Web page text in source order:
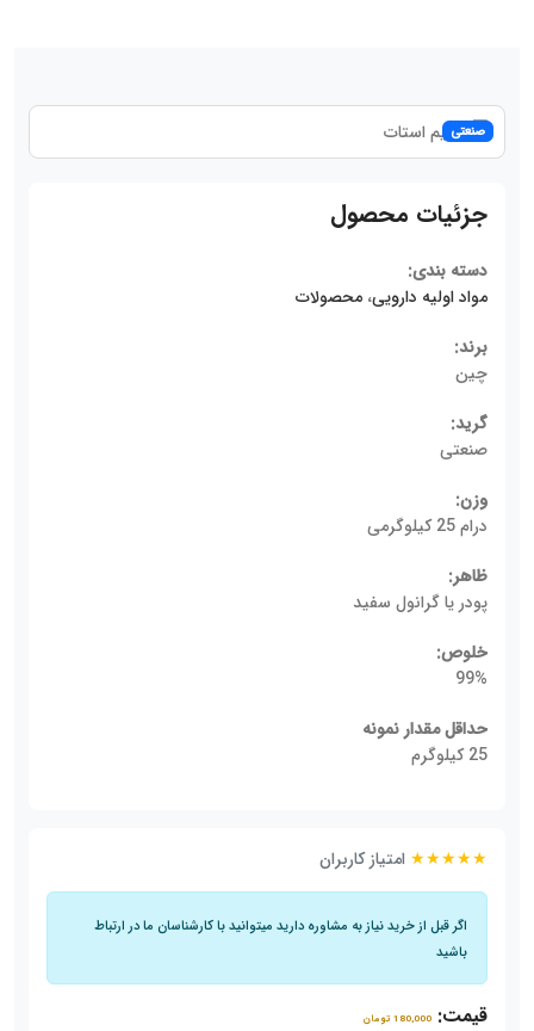
صنعتی
جزئیات محصول
دسته بندی:
مواد اولیه دارویی، محصولات
برند:
چین
گرید:
صنعتی
وزن:
درام 25 کیلوگرمی
ظاهر:
پودر یا گرانول سفید
خلوص:
99%
حداقل مقدار نمونه
25 کیلوگرم
★★★★★ امتیاز کاربران
اگر قبل از خرید نیاز به مشاوره دارید میتوانید با کارشناسان ما در ارتباط
باشید
قیمت: 180,000 تومان